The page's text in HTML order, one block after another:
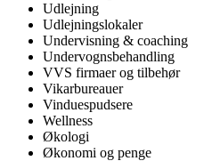
Udlejning
Udlejningslokaler
Undervisning & coaching
Undervognsbehandling
VVS firmaer og tilbehør
Vikarbureauer
Vinduespudsere
Wellness
Økologi
Økonomi og penge